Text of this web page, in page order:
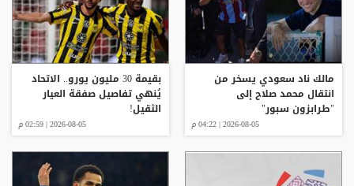
مالك ناد سعودي يسخر من
انتقال محمد صلاح إلى
"طرابزون سبور"
2026-08-05 | 04:22 م
بقيمة 30 مليون يورو.. الاتحاد
يُنهي تفاصيل صفقة العيار
الثقيل!
2026-08-05 | 02:59 م